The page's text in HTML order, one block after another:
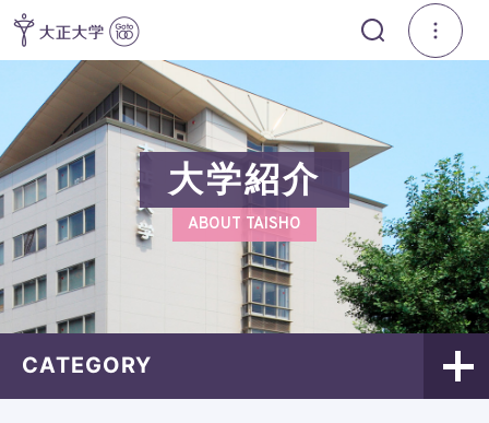
大学紹介
ABOUT TAISHO
CATEGORY